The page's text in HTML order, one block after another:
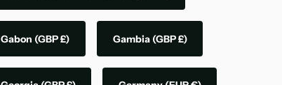
Gabon (GBP £) Gambia (GBP £)